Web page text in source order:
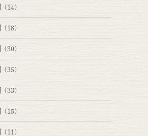
(14)
(18)
(30)
(35)
(33)
(15)
(11)